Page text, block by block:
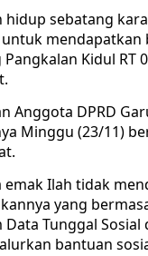
hidup sebatang
Kidul RT
Anggota DPRD
Minggu (23/11)
Ilah tidak
yang
Tunggal Sosial
bantuan